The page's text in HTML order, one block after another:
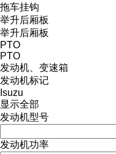
拖车挂钩
举升后厢板
举升后厢板
PTO
PTO
发动机、变速箱
发动机标记
Isuzu
显示全部
发动机型号
发动机功率